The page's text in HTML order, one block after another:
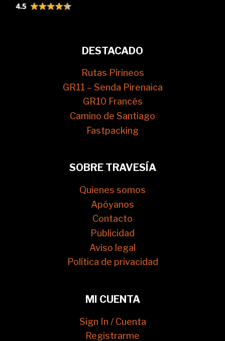
DESTACADO
Rutas Pirineos
GR11 – Senda Pirenaica
GR10 Francés
Camino de Santiago
Fastpacking
SOBRE TRAVESÍA
Quienes somos
Apóyanos
Contacto
Publicidad
Aviso legal
Política de privacidad
MI CUENTA
Sign In / Cuenta
Registrarme